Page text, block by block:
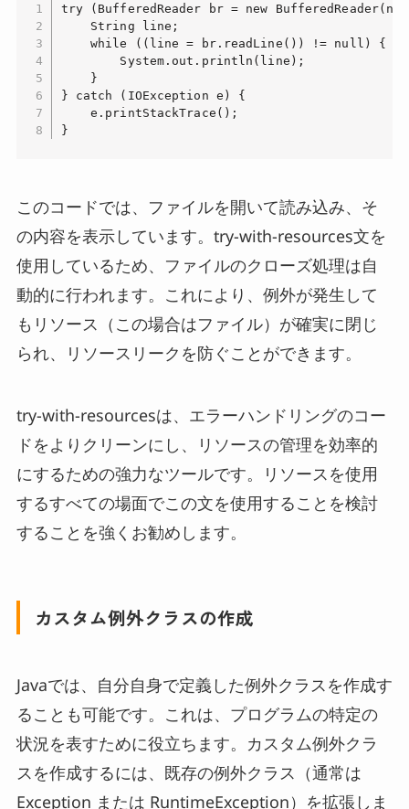
try (BufferedReader br = new
    String line;
    while ((line = br.readLine()) != null) {
        System.out.println(line);
    }
} catch (IOException e) {
    e.printStackTrace();
}
このコードでは、ファイルを開いて読み込み、そ
の内容を表示しています。try-with-resources文を
使用しているため、ファイルのクローズ処理は自
動的に行われます。これにより、例外が発生して
もリソース（この場合はファイル）が確実に閉じ
られ、リソースリークを防ぐことができます。
try-with-resourcesは、エラーハンドリングのコー
ドをよりクリーンにし、リソースの管理を効率的
にするための強力なツールです。リソースを使用
するすべての場面でこの文を使用することを検討
することを強くお勧めします。
カスタム例外クラスの作成
Javaでは、自分自身で定義した例外クラスを作成す
ることも可能です。これは、プログラムの特定の
状況を表すために役立ちます。カスタム例外クラ
スを作成するには、既存の例外クラス（通常は
Exception または RuntimeException）を拡張しま